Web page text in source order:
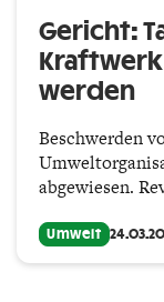
Gericht:
werden
Beschwerden
abgewiesen.
Umwelt